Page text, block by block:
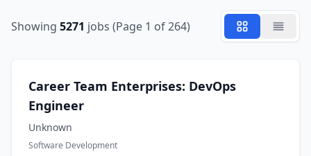
Showing 5271 jobs (Page 1 of 264)
Career Team Enterprises: DevOps
Engineer
Unknown
Software Development